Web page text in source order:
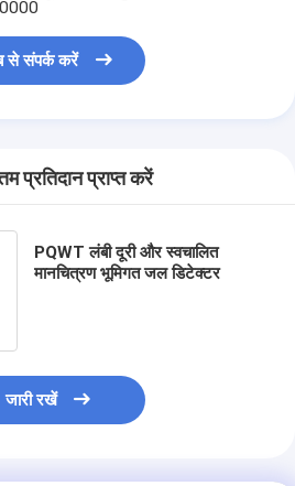
से संपर्क करें
प्रतिदान प्राप्त करें
PQWT लंबी दूरी और स्वचालित
मानचित्रण भूमिगत जल डिटेक्टर
जारी रखें